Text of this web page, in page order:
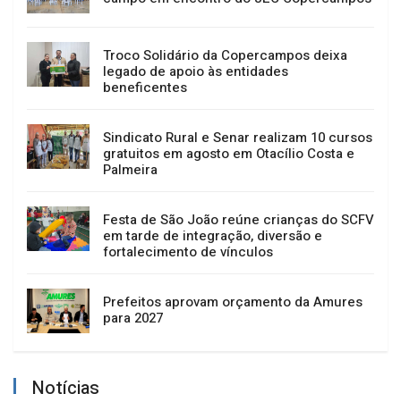
Troco Solidário da Copercampos deixa
legado de apoio às entidades
beneficentes
Sindicato Rural e Senar realizam 10 cursos
gratuitos em agosto em Otacílio Costa e
Palmeira
Festa de São João reúne crianças do SCFV
em tarde de integração, diversão e
fortalecimento de vínculos
Prefeitos aprovam orçamento da Amures
para 2027
Notícias